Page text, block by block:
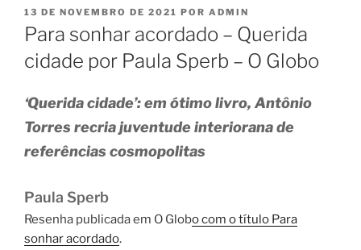
PUBLICADO
EM
13 DE NOVEMBRO DE 2021 POR ADMIN
Para sonhar acordado – Querida
cidade por Paula Sperb – O Globo
‘Querida cidade’: em ótimo livro, Antônio
Torres recria juventude interiorana de
referências cosmopolitas
Paula Sperb
Resenha publicada em O Globo com o título Para
sonhar acordado.